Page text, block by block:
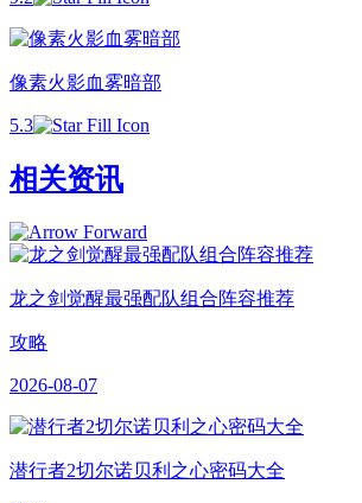
像素火影血雾暗部
5.3
相关资讯
龙之剑觉醒最强配队组合阵容推荐
攻略
2026-08-07
潜行者2切尔诺贝利之心密码大全